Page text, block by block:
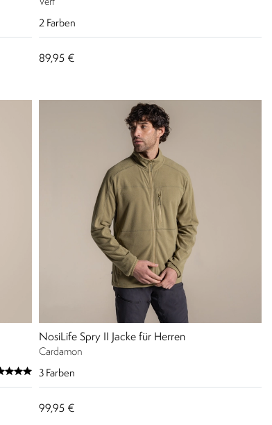
Vert
2 Farben
89,95 €
NosiLife Spry II Jacke für Herren
Cardamon
3 Farben
99,95 €